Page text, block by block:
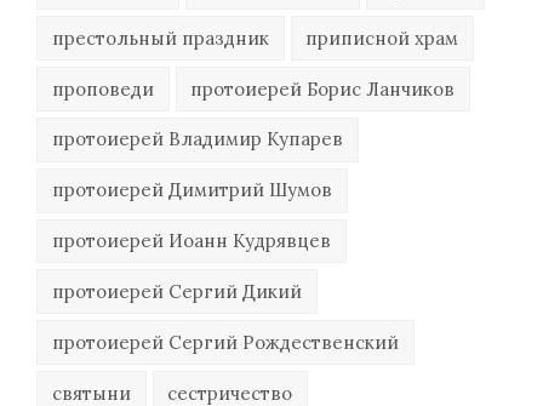
престольный праздник приписной храм
проповеди протоиерей Борис Ланчиков
протоиерей Владимир Купарев
протоиерей Димитрий Шумов
протоиерей Иоанн Кудрявцев
протоиерей Сергий Дикий
протоиерей Сергий Рождественский
святыни сестричество